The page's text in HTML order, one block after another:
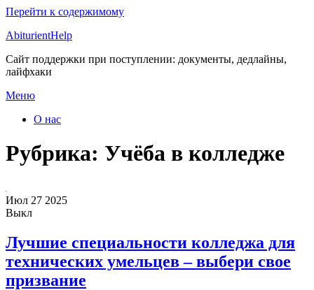
Перейти к содержимому
AbiturientHelp
Сайт поддержки при поступлении: документы, дедлайны,
лайфхаки
Меню
О нас
Рубрика: Учёба в колледже
Июл 27 2025
Выкл
Лучшие специальности колледжа для
технических умельцев – выбери свое
призвание